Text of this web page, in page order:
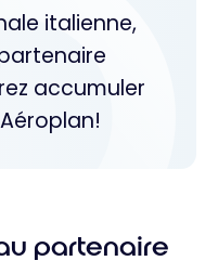
italienne,
accumuler
partenaire